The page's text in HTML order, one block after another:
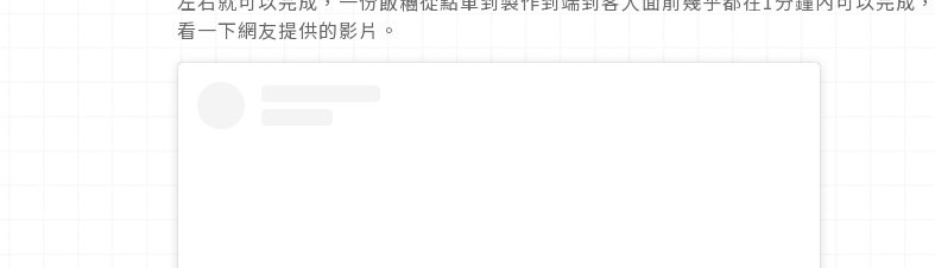
看一下網友提供的影片。